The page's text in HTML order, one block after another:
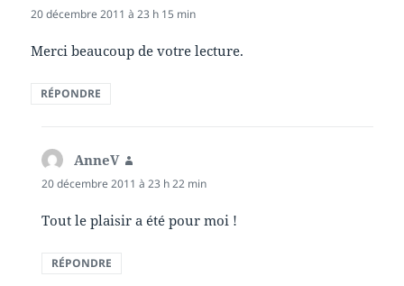
20 décembre 2011 à 23 h 15 min
Merci beaucoup de votre lecture.
RÉPONDRE
AnneV
20 décembre 2011 à 23 h 22 min
Tout le plaisir a été pour moi !
RÉPONDRE